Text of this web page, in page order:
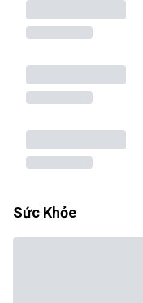
Sức Khỏe